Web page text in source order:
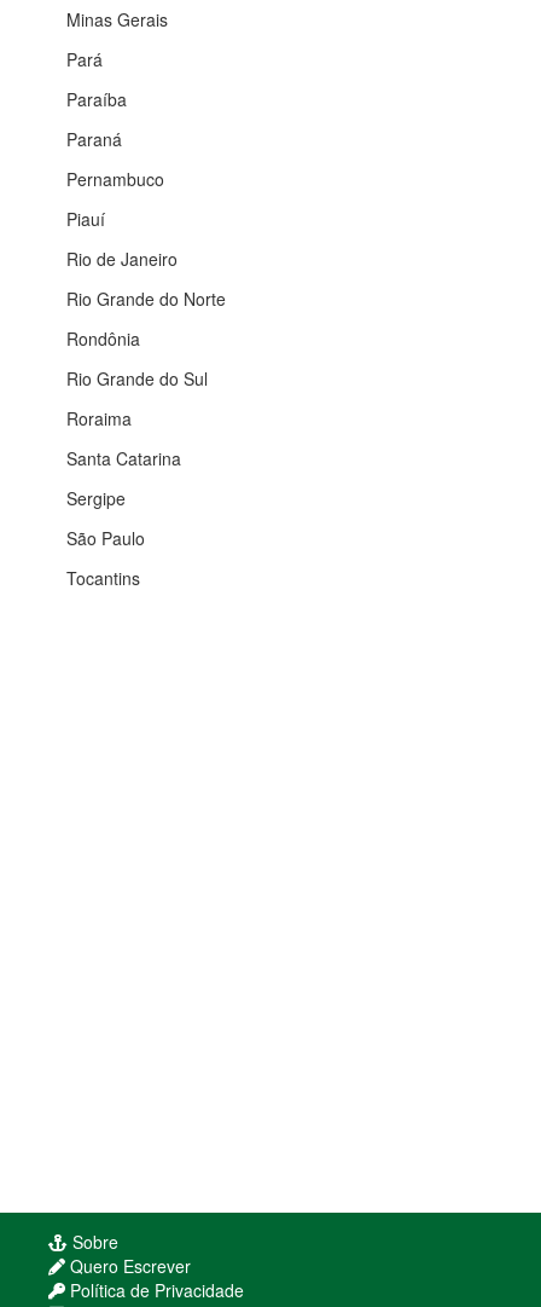
Minas Gerais
Pará
Paraíba
Paraná
Pernambuco
Piauí
Rio de Janeiro
Rio Grande do Norte
Rondônia
Rio Grande do Sul
Roraima
Santa Catarina
Sergipe
São Paulo
Tocantins
Sobre
Quero Escrever
Política de Privacidade